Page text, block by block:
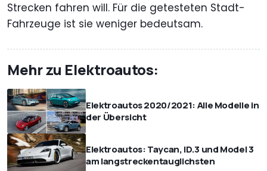
Strecken fahren will. Für die getesteten Stadt-
Fahrzeuge ist sie weniger bedeutsam.
Mehr zu Elektroautos:
Elektroautos 2020/2021: Alle Modelle in
der Übersicht
Elektroautos: Taycan, ID.3 und Model 3
am langstreckentauglichsten